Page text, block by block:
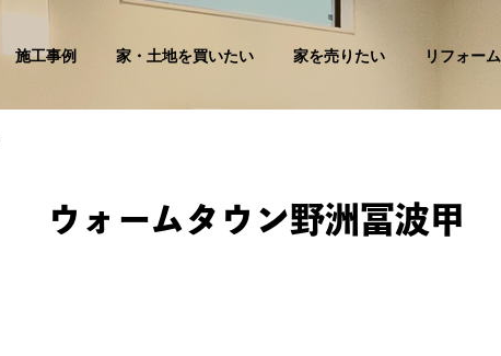
施工事例 家・土地を買いたい 家を売りたい リフォーム
ウォームタウン野洲冨波甲